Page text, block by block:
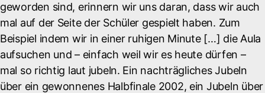
geworden sind, erinnern wir uns daran, dass wir auch
mal auf der Seite der Schüler gespielt haben. Zum
Beispiel indem wir in einer ruhigen Minute […] die Aula
aufsuchen und – einfach weil wir es heute dürfen –
mal so richtig laut jubeln. Ein nachträgliches Jubeln
über ein gewonnenes Halbfinale 2002, ein Jubeln über